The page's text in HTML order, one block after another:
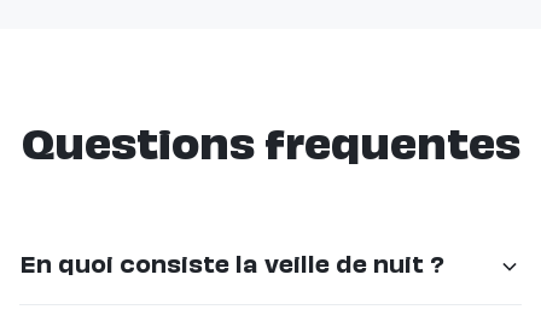
Questions frequentes
En quoi consiste la veille de nuit ?